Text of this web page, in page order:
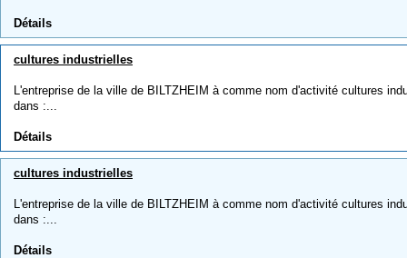
Détails
cultures industrielles
L'entreprise de la ville de BILTZHEIM à comme nom d'activité cultures
dans :...
Détails
cultures industrielles
L'entreprise de la ville de BILTZHEIM à comme nom d'activité cultures
dans :...
Détails